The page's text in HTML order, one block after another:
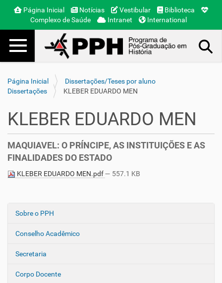
Página Inicial Notícias Vestibular
Biblioteca
Complexo de Saúde
Intranet International
Toggle navigation
Página Inicial
Dissertações/Teses por aluno
Dissertações
KLEBER EDUARDO MEN
N
e
a
Sobre o PPH
Conselho Acadêmico
Secretaria
Corpo Docente
KLEBER EDUARDO MEN
MAQUIAVEL: O PRÍNCIPE, AS INSTITUIÇÕES E AS
FINALIDADES DO ESTADO
KLEBER EDUARDO MEN.pdf— 557.1 KB